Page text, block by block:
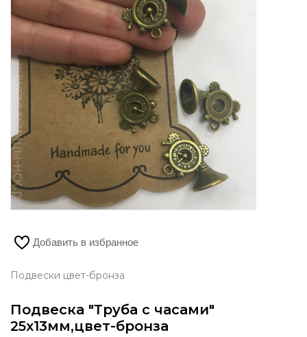
Добавить в избранное
Подвески цвет-бронза
Подвеска "Труба с часами"
25х13мм,цвет-бронза